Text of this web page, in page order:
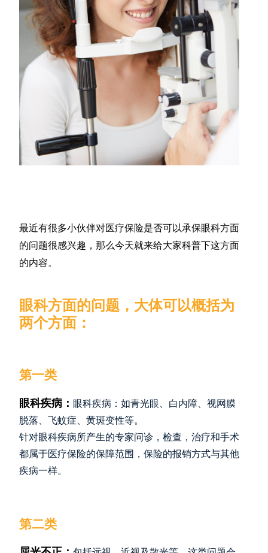
最近有很多小伙伴对医疗保险是否可以承保眼科方面
的问题很感兴趣，那么今天就来给大家科普下这方面
的内容。
眼科方面的问题，大体可以概括为
两个方面：
第一类
眼科疾病： 眼科疾病：如青光眼、白内障、视网膜
脱落、飞蚊症、黄斑变性等。
针对眼科疾病所产生的专家问诊，检查，治疗和手术
都属于医疗保险的保障范围，保险的报销方式与其他
疾病一样。
第二类